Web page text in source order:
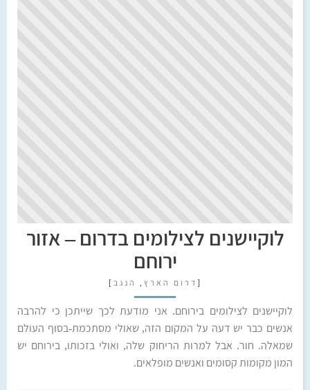
לוקיישנים לצילומים בדרום – אזור
ירוחם
[ דרום הארץ , הנגב ]
לוקיישנים לצילומים בירוחם. אני מודעת לכך שייתכן כי להרבה
אנשים כבר יש דעה על המקום הזה, שאולי מסתכמת-בסוף העולם
שמאלה. חור. אבל למרות הריחוק שלה, ואולי בזכותו, בירוחם יש
המון מקומות קסומים ואנשים מופלאים.